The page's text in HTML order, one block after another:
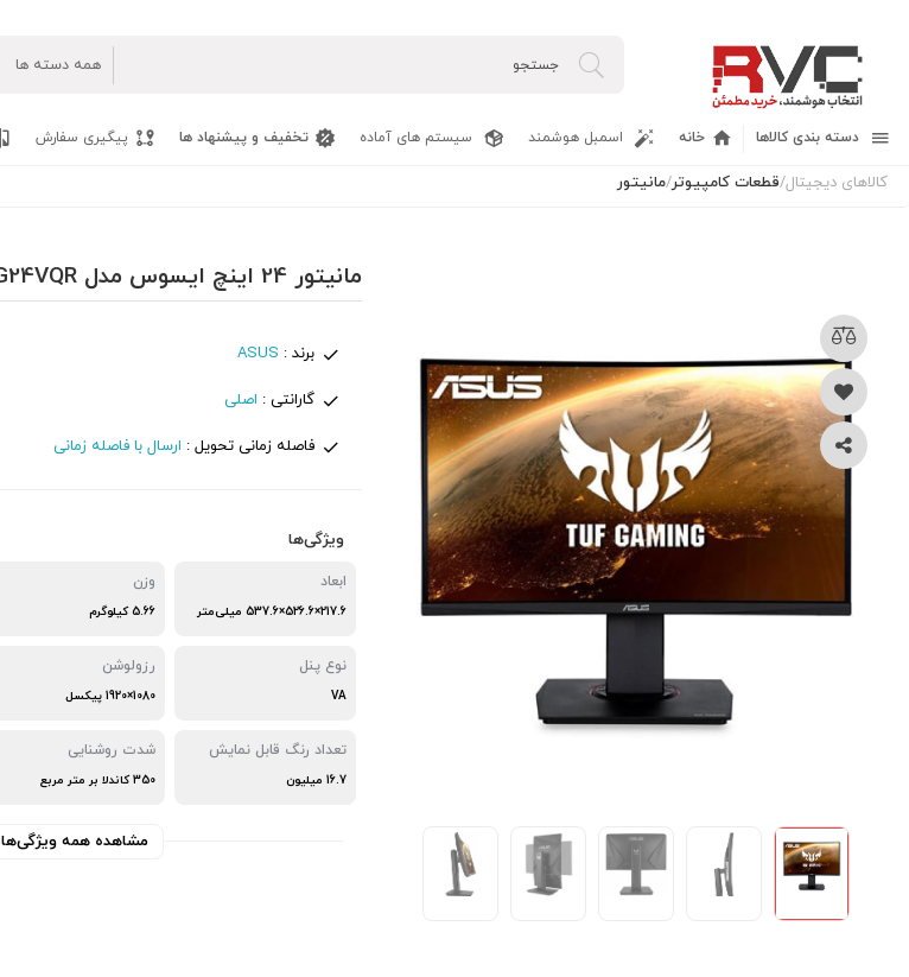
دسته بندی کالاها خانه اسمبل هوشمند سیستم های آماده تخفیف و پیشنهاد ها پیگیری سفارش
کالاهای دیجیتال/قطعات کامپیوتر/مانیتور
مانیتور 24 اینچ ایسوس مدل ASUS TUF GAMING VG24VQR
برند : ASUS
گارانتی : اصلی
فاصله زمانی تحویل : ارسال با فاصله زمانی
ویژگی‌ها
ابعاد
217.6×526.6×537.6 میلی‌متر
وزن
5.66 کیلوگرم
نوع پنل
VA
رزولوشن
1080×1920 پیکسل
تعداد رنگ قابل نمایش
16.7 میلیون
شدت روشنایی
350 کاندلا بر متر مربع
مشاهده همه ویژگی‌ها